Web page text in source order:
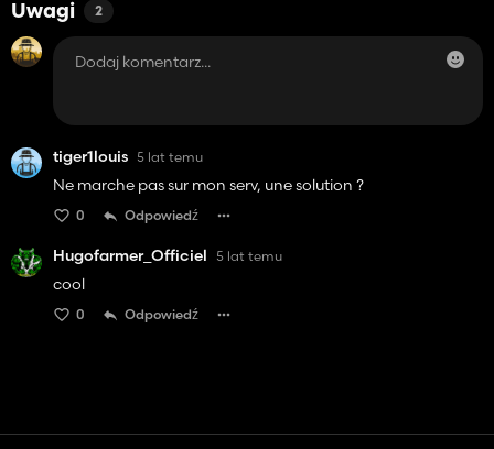
Uwagi 2
tiger1louis 5 lat temu
Ne marche pas sur mon serv, une solution ?
0 Odpowiedź
Hugofarmer_Officiel 5 lat temu
cool
0 Odpowiedź